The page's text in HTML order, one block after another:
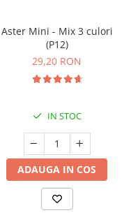
Aster Mini - Mix 3 culori
(P12)
29,20 RON
IN STOC
ADAUGA IN COS